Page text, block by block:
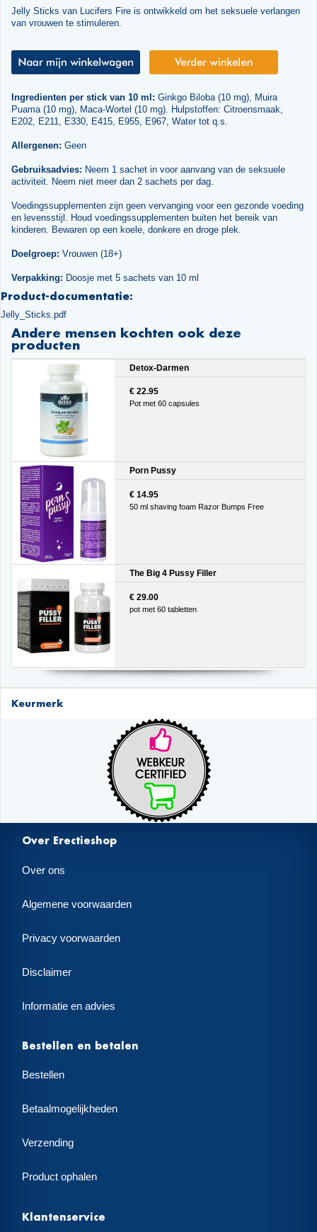
Jelly Sticks van Lucifers Fire is ontwikkeld om het seksuele verlangen
van vrouwen te stimuleren.
Ingredienten per stick van 10 ml: Ginkgo Biloba (10 mg), Muira
Puama (10 mg), Maca-Wortel (10 mg). Hulpstoffen: Citroensmaak,
E202, E211, E330, E415, E955, E967, Water tot q.s.
Allergenen: Geen
Gebruiksadvies: Neem 1 sachet in voor aanvang van de seksuele
activiteit. Neem niet meer dan 2 sachets per dag.
Voedingssupplementen zijn geen vervanging voor een gezonde voeding
en levensstijl. Houd voedingssupplementen buiten het bereik van
kinderen. Bewaren op een koele, donkere en droge plek.
Doelgroep: Vrouwen (18+)
Verpakking: Doosje met 5 sachets van 10 ml
Product-documentatie:
Jelly_Sticks.pdf
Andere mensen kochten ook deze
producten
Detox-Darmen
€ 22.95
Pot met 60 capsules
Porn Pussy
€ 14.95
50 ml shaving foam Razor Bumps Free
The Big 4 Pussy Filler
€ 29.00
pot met 60 tabletten
Keurmerk
Over Erectieshop
Over ons
Algemene voorwaarden
Privacy voorwaarden
Disclaimer
Informatie en advies
Bestellen en betalen
Bestellen
Betaalmogelijkheden
Verzending
Product ophalen
Klantenservice